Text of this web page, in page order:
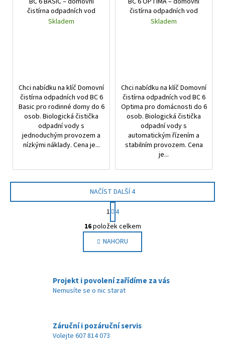
čistírna odpadních vod
Skladem
Chci nabídku na klíč Domovní
čistírna odpadních vod BC 6
Basic pro rodinné domy do 6
osob. Biologická čistička
odpadní vody s
jednoduchým provozem a
nízkými náklady. Cena je...
čistírna odpadních vod
Skladem
Chci nabídku na klíč Domovní
čistírna odpadních vod BC 6
Optima pro domácnosti do 6
osob. Biologická čistička
odpadní vody s
automatickým řízením a
stabilním provozem. Cena
je...
O
v
l
á
a
c
r
v
NAČÍST DALŠÍ 4
S
t
r
á
n
k
á
n
1 4
16položek celkem
NAHORU
Projekt i povolení zařídíme za vás
Nemusíte se o nic starat
Záruční i pozáruční servis
Volejte 607 814 073